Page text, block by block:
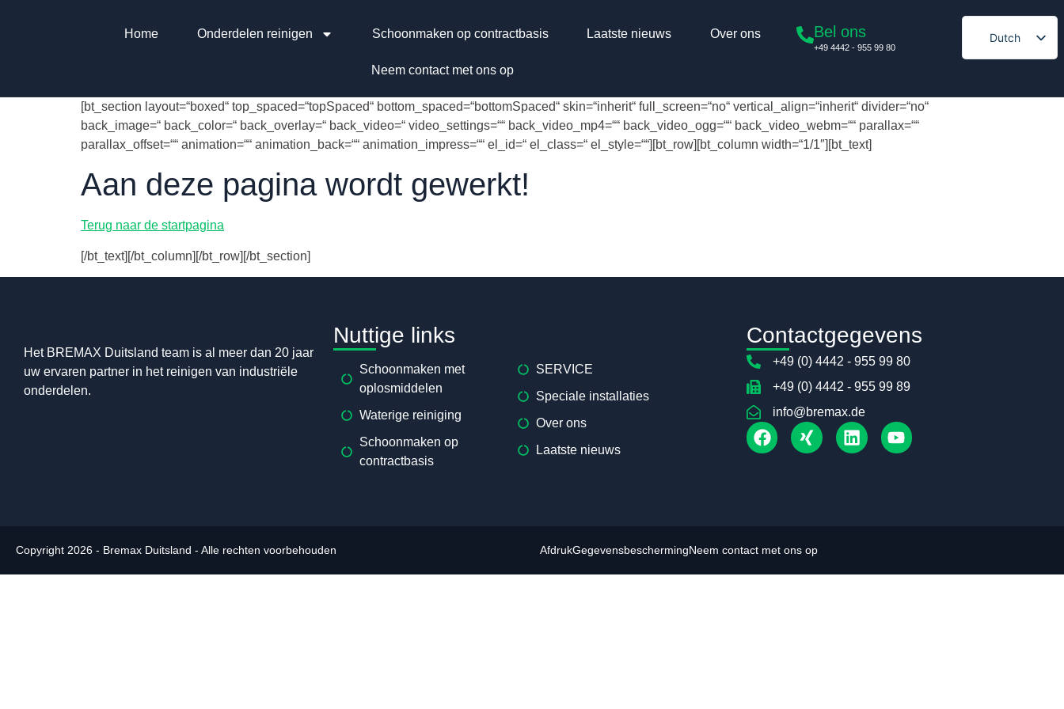
Home Onderdelen reinigen Schoonmaken op contractbasis Laatste nieuws Over ons
Neem contact met ons op
Bel ons
+49 4442 - 955 99 80
Dutch
German
[bt_section layout=“boxed“ top_spaced=“topSpaced“ bottom_spaced=“bottomSpaced“ skin=“inherit“ full_screen=“no“ vertical_align=“inherit“ divider=“no“
back_image=“ back_color=“ back_overlay=“ back_video=“ video_settings=““ back_video_mp4=““ back_video_ogg=““ back_video_webm=““ parallax=““
parallax_offset=““ animation=““ animation_back=““ animation_impress=““ el_id=“ el_class=“ el_style=““][bt_row][bt_column width=“1/1″][bt_text]
Aan deze pagina wordt gewerkt!
Terug naar de startpagina
[/bt_text][/bt_column][/bt_row][/bt_section]
Het BREMAX Duitsland team is al meer dan 20 jaar
uw ervaren partner in het reinigen van industriële
onderdelen.
Nuttige links
Schoonmaken met
oplosmiddelen
Waterige reiniging
Schoonmaken op
contractbasis
SERVICE
Speciale installaties
Over ons
Laatste nieuws
Contactgegevens
+49 (0) 4442 - 955 99 80
+49 (0) 4442 - 955 99 89
info@bremax.de
Copyright 2026 - Bremax Duitsland - Alle rechten voorbehouden AfdrukGegevensbeschermingNeem contact met ons op